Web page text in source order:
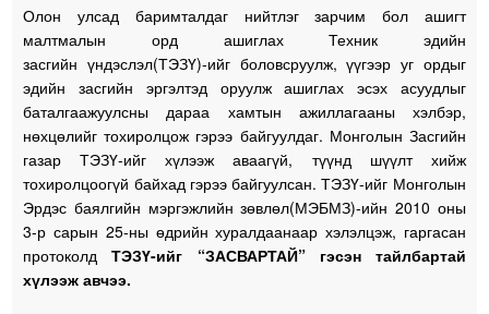
Олон улсад баримталдаг нийтлэг зарчим бол ашигт
малтмалын орд ашиглах Техник эдийн
засгийн үндэслэл(ТЭЗҮ)-ийг боловсруулж, үүгээр уг ордыг
эдийн засгийн эргэлтэд оруулж ашиглах эсэх асуудлыг
баталгаажуулсны дараа хамтын ажиллагааны хэлбэр,
нөхцөлийг тохиролцож гэрээ байгуулдаг. Монголын Засгийн
газар ТЭЗҮ-ийг хүлээж аваагүй, түүнд шүүлт хийж
тохиролцоогүй байхад гэрээ байгуулсан. ТЭЗҮ-ийг Монголын
Эрдэс баялгийн мэргэжлийн зөвлөл(МЭБМЗ)-ийн 2010 оны
3-р сарын 25-ны өдрийн хуралдаанаар хэлэлцэж, гаргасан
протоколдТЭЗҮ-ийг “ЗАСВАРТАЙ” гэсэн тайлбартай
хүлээж авчээ.